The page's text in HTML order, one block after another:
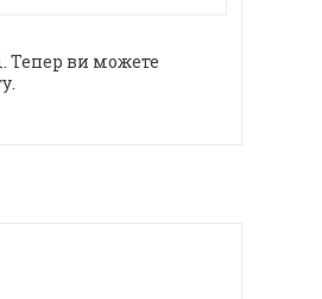
Тепер ви можете